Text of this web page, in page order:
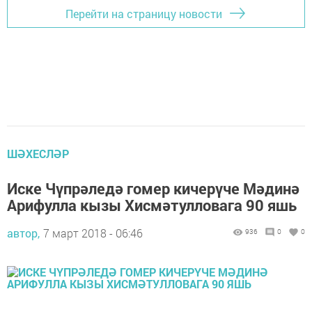
Перейти на страницу новости
ШӘХЕСЛӘР
Иске Чүпрәледә гомер кичерүче Мәдинә
Арифулла кызы Хисмәтулловага 90 яшь
автор, 7 март 2018 - 06:46 936 0 0